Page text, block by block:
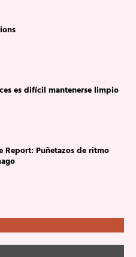
es difícil mantenerse limpio
Report: Puñetazos de ritmo